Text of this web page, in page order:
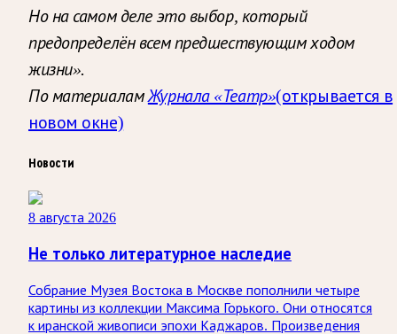
Но на самом деле это выбор, который
предопределён всем предшествующим ходом
жизни».
По материаламЖурнала «Театр»(открывается в
новом окне)
Новости
8 августа 2026
Не только литературное наследие
Собрание Музея Востока в Москве пополнили четыре
картины из коллекции Максима Горького. Они относятся
к иранской живописи эпохи Каджаров. Произведения